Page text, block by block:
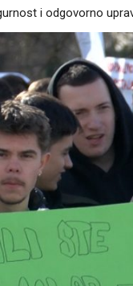
i odgovorno